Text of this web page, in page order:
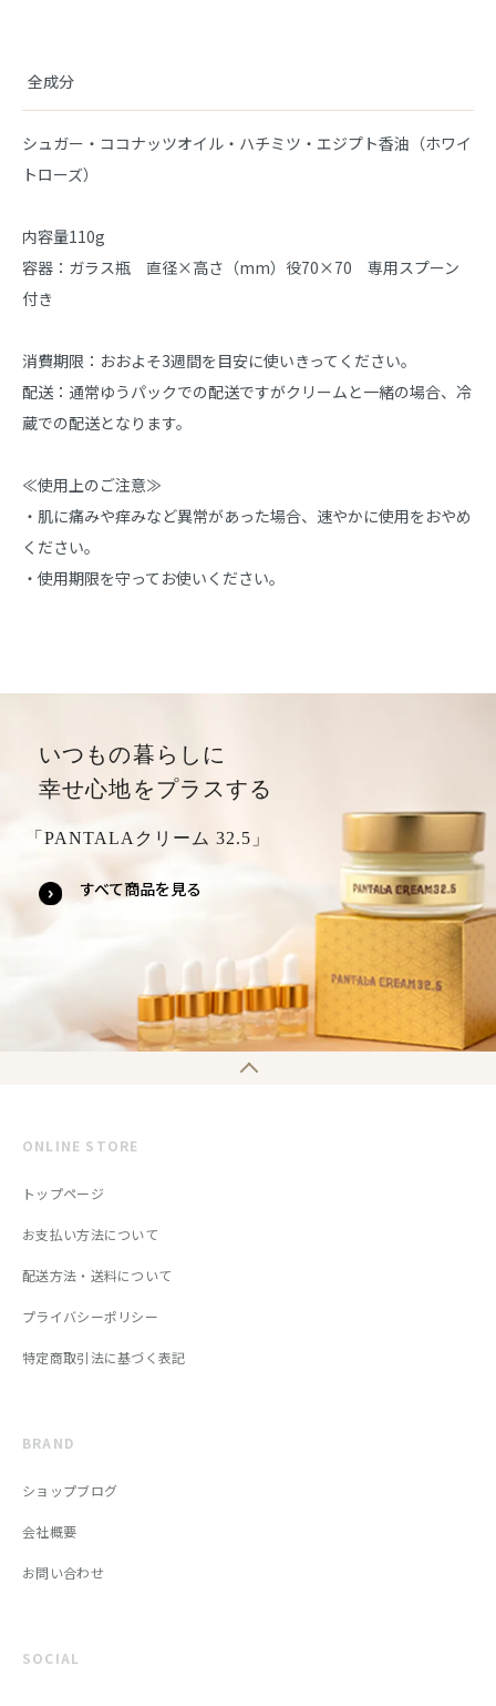
全成分
シュガー・ココナッツオイル・ハチミツ・エジプト香油（ホワイ
トローズ）
内容量110g
容器：ガラス瓶 直径×高さ（mm）役70×70 専用スプーン
付き
消費期限：おおよそ3週間を目安に使いきってください。
配送：通常ゆうパックでの配送ですがクリームと一緒の場合、冷
蔵での配送となります。
≪使用上のご注意≫
・肌に痛みや痒みなど異常があった場合、速やかに使用をおやめ
ください。
・使用期限を守ってお使いください。
いつもの暮らしに
幸せ心地をプラスする
「PANTALAクリーム 32.5」
すべて商品を見る
ONLINE STORE
トップページ
お支払い方法について
配送方法・送料について
プライバシーポリシー
特定商取引法に基づく表記
BRAND
ショップブログ
会社概要
お問い合わせ
SOCIAL